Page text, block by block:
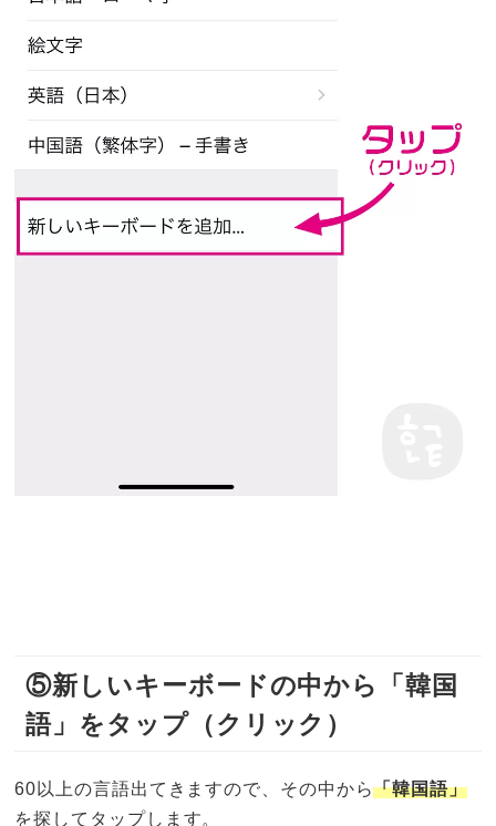
⑤新しいキーボードの中から「韓国
語」をタップ（クリック）
60以上の言語出てきますので、その中から「韓国語」
を探してタップします。